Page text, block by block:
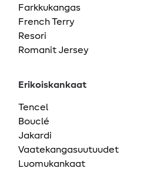
Farkkukangas
French Terry
Resori
Romanit Jersey
Erikoiskankaat
Tencel
Bouclé
Jakardi
Vaatekangasuutuudet
Luomukankaat